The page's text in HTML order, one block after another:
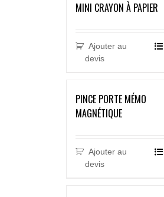
MINI CRAYON À PAPIER
Ajouter au
devis
PINCE PORTE MÉMO
MAGNÉTIQUE
Ajouter au
devis